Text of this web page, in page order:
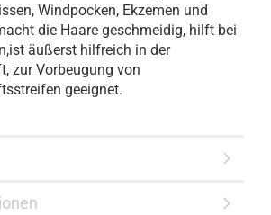
Windpocken, Ekzemen und
die Haare geschmeidig, hilft bei
äußerst hilfreich in der
zur Vorbeugung von
geeignet.